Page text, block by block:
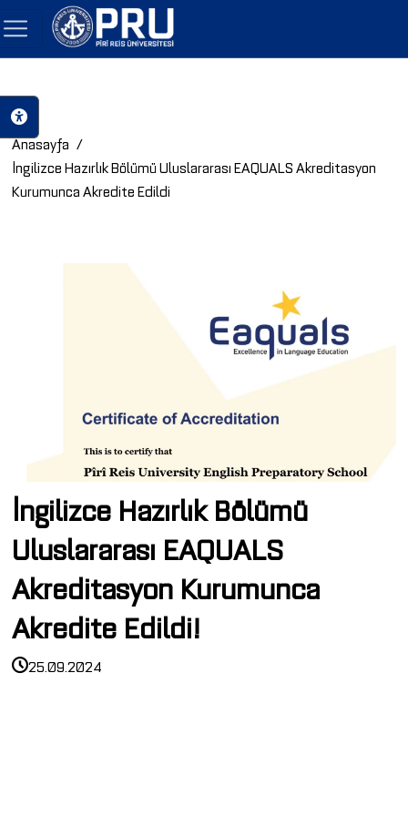
Anasayfa
İngilizce Hazırlık Bölümü Uluslararası EAQUALS Akreditasyon
Kurumunca Akredite Edildi
İngilizce Hazırlık Bölümü
Uluslararası EAQUALS
Akreditasyon Kurumunca
Akredite Edildi!
25.09.2024